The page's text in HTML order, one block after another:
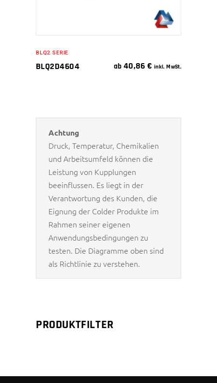
BLQ2 SERIE
BLQ2D4604 ab 40,86€ inkl. MwSt.
Achtung
Druck, Temperatur, Chemikalien
und Arbeitsumfeld können die
Leistung von Kupplungen
beeinflussen. Es liegt in der
Verantwortung des Kunden, die
Eignung der Colder Produkte im
Rahmen seiner eigenen
Anwendungsbedingungen zu
testen. Die Diagramme oben sind
als Richtlinie zu verstehen.
PRODUKTFILTER